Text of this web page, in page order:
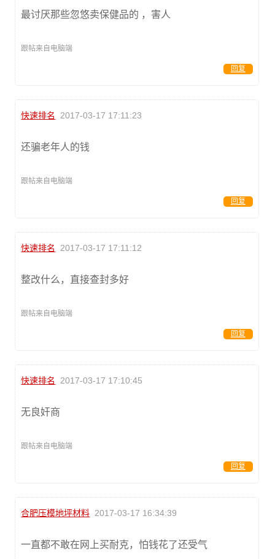
最讨厌那些忽悠卖保健品的 ，害人
跟帖来自电脑端
回复
快速排名 2017-03-17 17:11:23
还骗老年人的钱
跟帖来自电脑端
回复
快速排名 2017-03-17 17:11:12
整改什么，直接查封多好
跟帖来自电脑端
回复
快速排名 2017-03-17 17:10:45
无良奸商
跟帖来自电脑端
回复
合肥压模地坪材料 2017-03-17 16:34:39
一直都不敢在网上买耐克，怕钱花了还受气